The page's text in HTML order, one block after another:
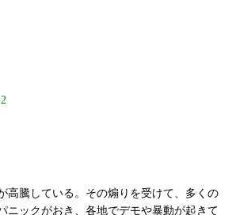
高騰している。その煽りを受けて、多くの
ニックがおき、各地でデモや暴動が起きて